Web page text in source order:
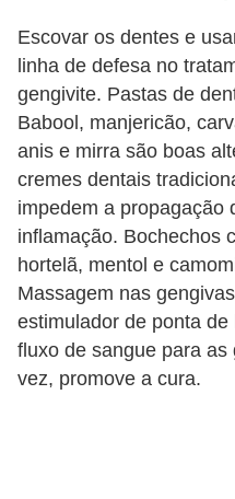
Escovar os dentes e
linha de defesa no
gengivite. Pastas de
Babool, manjericão,
anis e mirra são boas
cremes dentais
impedem a propagação
inflamação. Bochechos
hortelã, mentol e
Massagem nas
estimulador de ponta
fluxo de sangue para
vez, promove a cura.
a
u
d
á
v
e
l
P
l
a
n